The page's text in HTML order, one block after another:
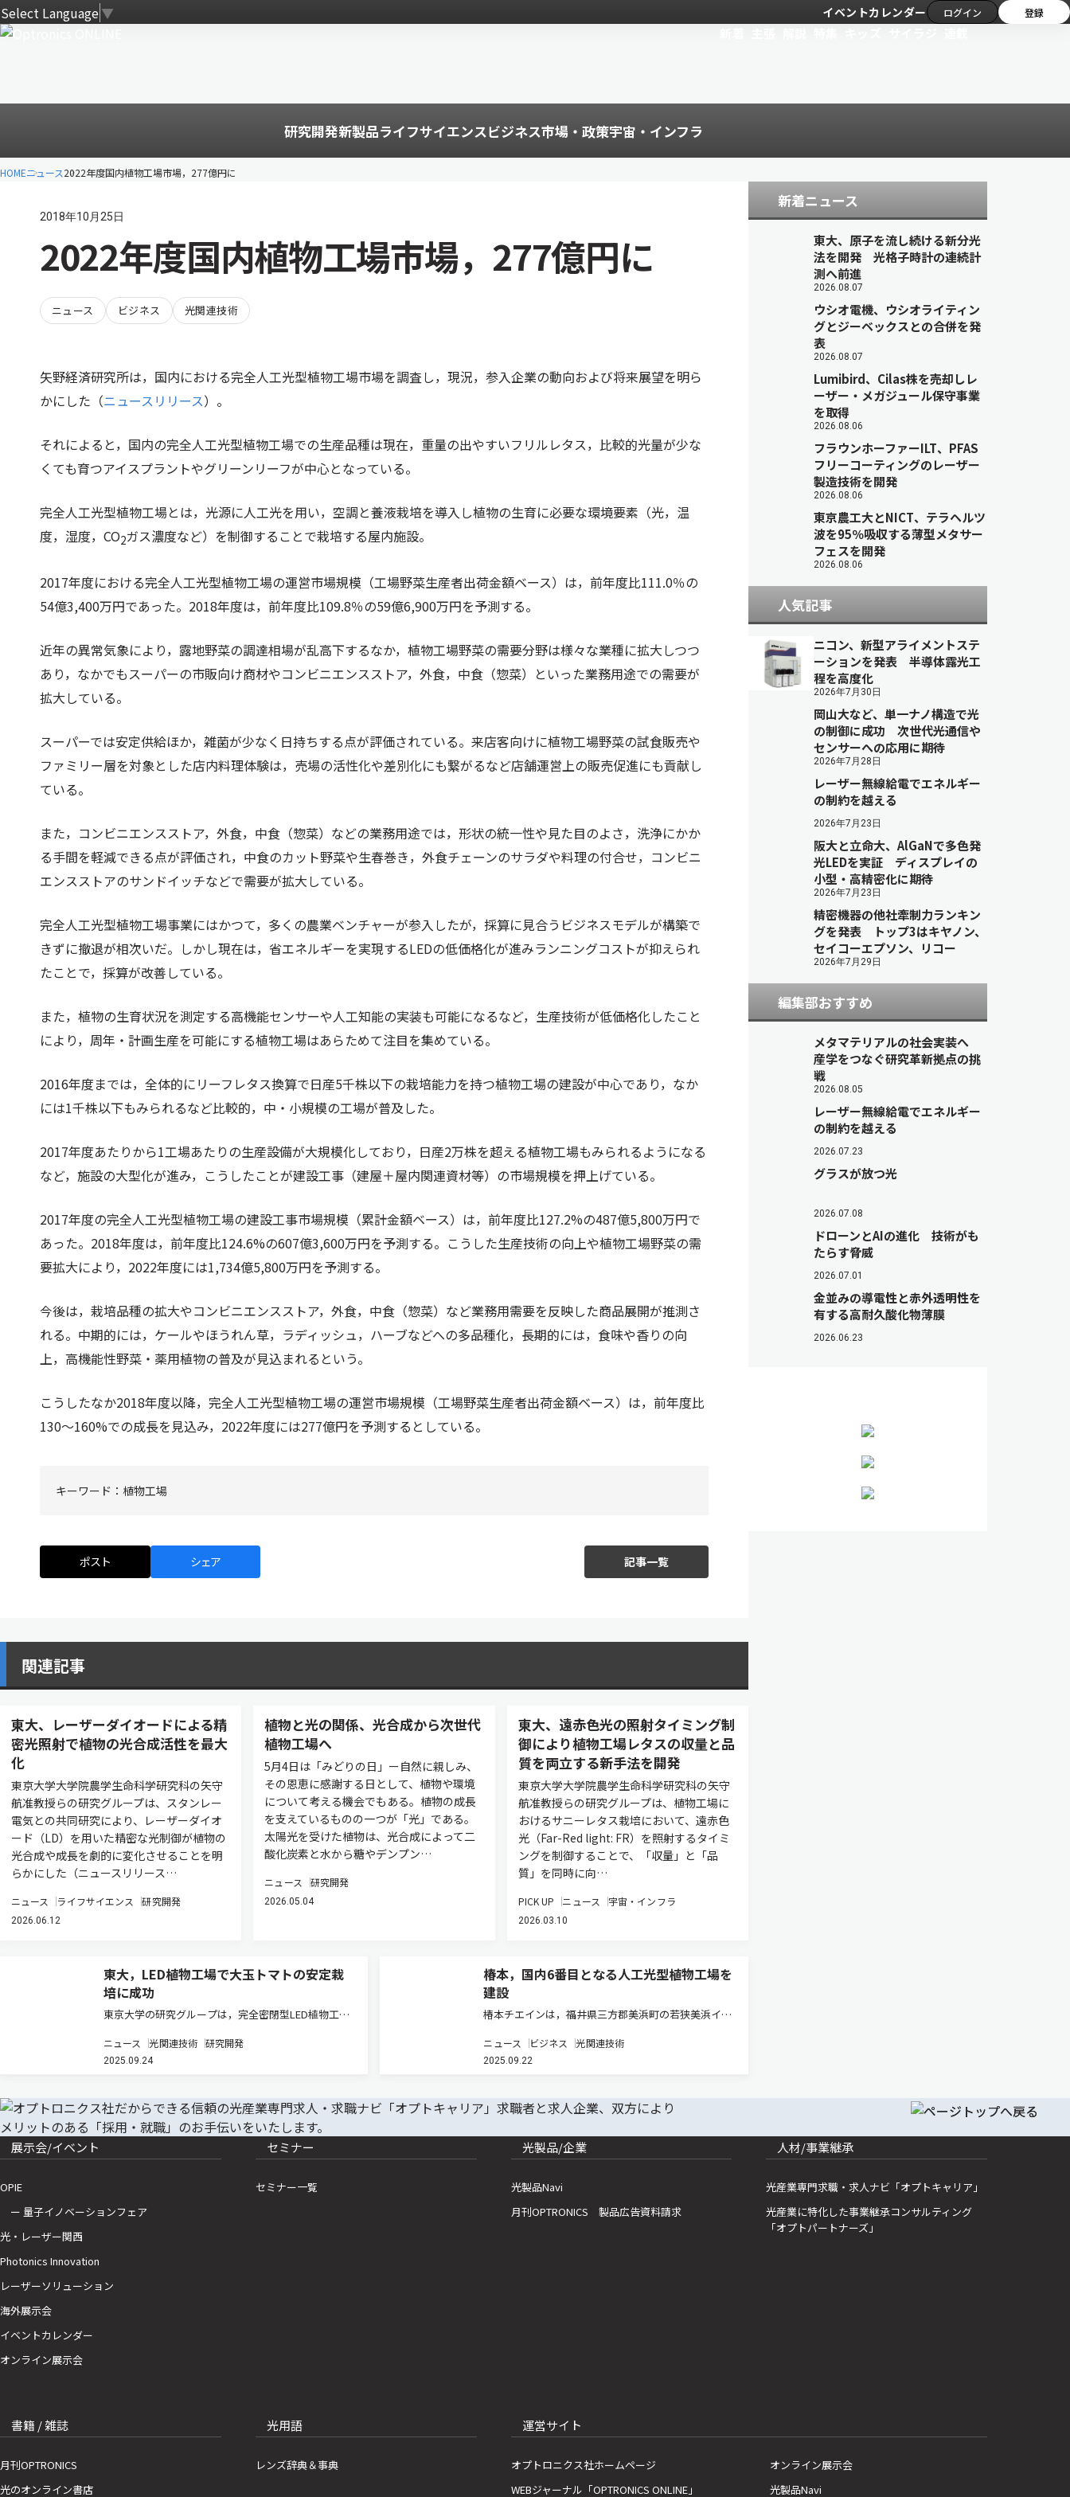
Select Language▼ イベントカレンダー ログイン 登録
研究開発新製品ライフサイエンスビジネス市場・政策宇宙・インフラ
HOMEニュース2022年度国内植物工場市場，277億円に
2018年10月25日
2022年度国内植物工場市場，277億円に
ニュース ビジネス 光関連技術
矢野経済研究所は，国内における完全人工光型植物工場市場を調査し，現況，参入企業の動向および将来展望を明ら
かにした（ニュースリリース）。
それによると，国内の完全人工光型植物工場での生産品種は現在，重量の出やすいフリルレタス，比較的光量が少な
くても育つアイスプラントやグリーンリーフが中心となっている。
完全人工光型植物工場とは，光源に人工光を用い，空調と養液栽培を導入し植物の生育に必要な環境要素（光，温
度，湿度，CO2ガス濃度など）を制御することで栽培する屋内施設。
2017年度における完全人工光型植物工場の運営市場規模（工場野菜生産者出荷金額ベース）は，前年度比111.0％の
54億3,400万円であった。2018年度は，前年度比109.8％の59億6,900万円を予測する。
近年の異常気象により，露地野菜の調達相場が乱高下するなか，植物工場野菜の需要分野は様々な業種に拡大しつつ
あり，なかでもスーパーの市販向け商材やコンビニエンスストア，外食，中食（惣菜）といった業務用途での需要が
拡大している。
スーパーでは安定供給ほか，雑菌が少なく日持ちする点が評価されている。来店客向けに植物工場野菜の試食販売や
ファミリー層を対象とした店内料理体験は，売場の活性化や差別化にも繋がるなど店舗運営上の販売促進にも貢献し
ている。
また，コンビニエンスストア，外食，中食（惣菜）などの業務用途では，形状の統一性や見た目のよさ，洗浄にかか
る手間を軽減できる点が評価され，中食のカット野菜や生春巻き，外食チェーンのサラダや料理の付合せ，コンビニ
エンスストアのサンドイッチなどで需要が拡大している。
完全人工光型植物工場事業にはかつて，多くの農業ベンチャーが参入したが，採算に見合うビジネスモデルが構築で
きずに撤退が相次いだ。しかし現在は，省エネルギーを実現するLEDの低価格化が進みランニングコストが抑えられ
たことで，採算が改善している。
また，植物の生育状況を測定する高機能センサーや人工知能の実装も可能になるなど，生産技術が低価格化したこと
により，周年・計画生産を可能にする植物工場はあらためて注目を集めている。
2016年度までは，全体的にリーフレタス換算で日産5千株以下の栽培能力を持つ植物工場の建設が中心であり，なか
には1千株以下もみられるなど比較的，中・小規模の工場が普及した。
2017年度あたりから1工場あたりの生産設備が大規模化しており，日産2万株を超える植物工場もみられるようになる
など，施設の大型化が進み，こうしたことが建設工事（建屋＋屋内関連資材等）の市場規模を押上げている。
2017年度の完全人工光型植物工場の建設工事市場規模（累計金額ベース）は，前年度比127.2%の487億5,800万円で
あった。2018年度は，前年度比124.6%の607億3,600万円を予測する。こうした生産技術の向上や植物工場野菜の需
要拡大により，2022年度には1,734億5,800万円を予測する。
今後は，栽培品種の拡大やコンビニエンスストア，外食，中食（惣菜）など業務用需要を反映した商品展開が推測さ
れる。中期的には，ケールやほうれん草，ラディッシュ，ハーブなどへの多品種化，長期的には，食味や香りの向
上，高機能性野菜・薬用植物の普及が見込まれるという。
こうしたなか2018年度以降，完全人工光型植物工場の運営市場規模（工場野菜生産者出荷金額ベース）は，前年度比
130～160%での成長を見込み，2022年度には277億円を予測するとしている。
キーワード： 植物工場
ポスト シェア 記事一覧
関連記事
東大、レーザーダイオードによる精
密光照射で植物の光合成活性を最大
化
東京大学大学院農学生命科学研究科の矢守
航准教授らの研究グループは、スタンレー
電気との共同研究により、レーザーダイオ
ード（LD）を用いた精密な光制御が植物の
光合成や成長を劇的に変化させることを明
らかにした（ニュースリリース…
ニュース ライフサイエンス 研究開発
2026.06.12
植物と光の関係、光合成から次世代
植物工場へ
5月4日は「みどりの日」ー自然に親しみ、
その恩恵に感謝する日として、植物や環境
について考える機会でもある。植物の成長
を支えているものの一つが「光」である。
太陽光を受けた植物は、光合成によって二
酸化炭素と水から糖やデンプン…
ニュース 研究開発
2026.05.04
東大、遠赤色光の照射タイミング制
御により植物工場レタスの収量と品
質を両立する新手法を開発
東京大学大学院農学生命科学研究科の矢守
航准教授らの研究グループは、植物工場に
おけるサニーレタス栽培において、遠赤色
光（Far-Red light: FR）を照射するタイミ
ングを制御することで、「収量」と「品
質」を同時に向…
PICK UP ニュース 宇宙・インフラ
2026.03.10
東大，LED植物工場で大玉トマトの安定栽
培に成功
東京大学の研究グループは，完全密閉型LED植物工場
（ニュースリリース）。 近年，世界各地で顕在化する
異常気象や急速に進む都市化により，従来の露地栽培
ニュース 光関連技術 研究開発
2025.09.24
椿本，国内6番目となる人工光型植物工場を
建設
椿本チエインは，福井県三方郡美浜町の若狭美浜イン
井美浜工場」を建設し，9月10日に竣工式を執り行な
った（ニュースリリース）。 この工場は，同社の国内
ニュース ビジネス 光関連技術
2025.09.22
新着ニュース
東大、原子を流し続ける新分光
法を開発 光格子時計の連続計
測へ前進
2026.08.07
ウシオ電機、ウシオライティン
グとジーベックスとの合併を発
表
2026.08.07
Lumibird、Cilas株を売却しレ
ーザー・メガジュール保守事業
を取得
2026.08.06
フラウンホーファーILT、PFAS
フリーコーティングのレーザー
製造技術を開発
2026.08.06
東京農工大とNICT、テラヘルツ
波を95％吸収する薄型メタサー
フェスを開発
2026.08.06
人気記事
ニコン、新型アライメントステ
ーションを発表 半導体露光工
程を高度化
2026年7月30日
岡山大など、単一ナノ構造で光
の制御に成功 次世代光通信や
センサーへの応用に期待
2026年7月28日
レーザー無線給電でエネルギー
の制約を越える
2026年7月23日
阪大と立命大、AlGaNで多色発
光LEDを実証 ディスプレイの
小型・高精密化に期待
2026年7月23日
精密機器の他社牽制力ランキン
グを発表 トップ3はキヤノン、
セイコーエプソン、リコー
2026年7月29日
編集部おすすめ
メタマテリアルの社会実装へ
産学をつなぐ研究革新拠点の挑
戦
2026.08.05
レーザー無線給電でエネルギー
の制約を越える
2026.07.23
グラスが放つ光
2026.07.08
ドローンとAIの進化 技術がも
たらす脅威
2026.07.01
金並みの導電性と赤外透明性を
有する高耐久酸化物薄膜
2026.06.23
展示会/イベント
OPIE
ー 量子イノベーションフェア
光・レーザー関西
Photonics Innovation
レーザーソリューション
海外展示会
イベントカレンダー
オンライン展示会
セミナー
セミナー一覧
光製品/企業
光製品Navi
月刊OPTRONICS 製品広告資料請求
人材/事業継承
光産業専門求職・求人ナビ「オプトキャリア」
光産業に特化した事業継承コンサルティング
「オプトパートナーズ」
書籍 / 雑誌
月刊OPTRONICS
光のオンライン書店
光用語
レンズ辞典＆事典
運営サイト
オプトロニクス社ホームページ
WEBジャーナル「OPTRONICS ONLINE」
オンライン展示会
光製品Navi